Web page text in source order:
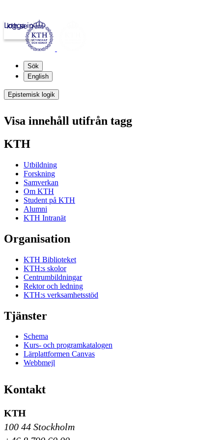
kth.se
Logga in
Sök
English
Epistemisk logik
Visa innehåll utifrån tagg
KTH
Utbildning
Forskning
Samverkan
Om KTH
Student på KTH
Alumni
KTH Intranät
Organisation
KTH Biblioteket
KTH:s skolor
Centrumbildningar
Rektor och ledning
KTH:s verksamhetsstöd
Tjänster
Schema
Kurs- och programkatalogen
Lärplattformen Canvas
Webbmejl
Kontakt
KTH
100 44 Stockholm